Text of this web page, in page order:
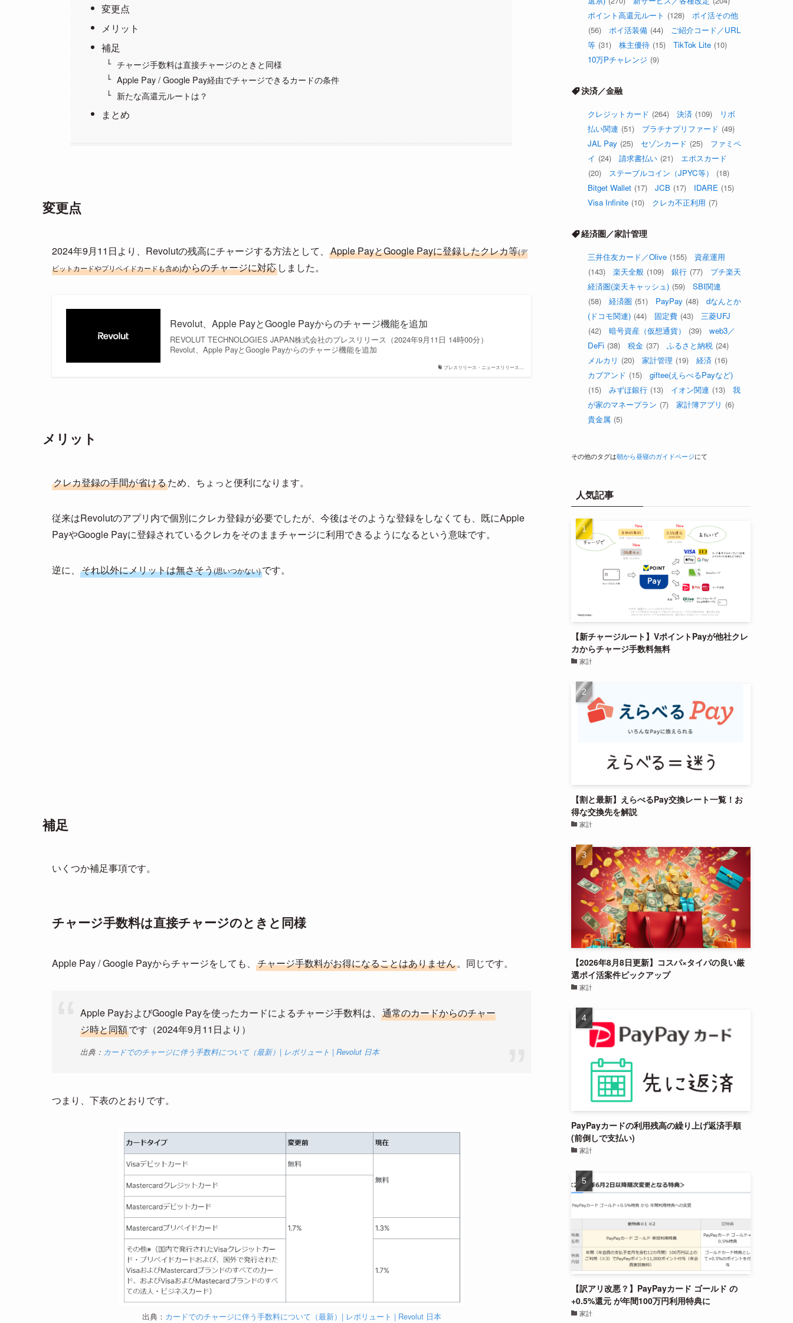
変更点
メリット
補足
チャージ手数料は直接チャージのときと同様
Apple Pay / Google Pay経由でチャージできるカードの条件
新たな高還元ルートは？
まとめ
変更点
2024年9月11日より、Revolutの残高にチャージする方法として、 Apple PayとGoogle Payに登録したクレカ等(デ
ビットカードやプリペイドカードも含め)からのチャージに対応 しました。
プレスリリース・ニュースリリース…
Revolut、Apple PayとGoogle Payからのチャージ機能を追加
REVOLUT TECHNOLOGIES JAPAN株式会社のプレスリリース（2024年9月11日 14時00分）
Revolut、Apple PayとGoogle Payからのチャージ機能を追加
メリット
クレカ登録の手間が省けるため、ちょっと便利になります。
従来はRevolutのアプリ内で個別にクレカ登録が必要でしたが、今後はそのような登録をしなくても、既にApple
PayやGoogle Payに登録されているクレカをそのままチャージに利用できるようになるという意味です。
逆に、 それ以外にメリットは無さそう(思いつかない)です。
補足
いくつか補足事項です。
チャージ手数料は直接チャージのときと同様
Apple Pay / Google Payからチャージをしても、 チャージ手数料がお得になることはありません。同じです。
Apple PayおよびGoogle Payを使ったカードによるチャージ手数料は、 通常のカードからのチャー
ジ時と同額です（2024年9月11日より）
出典： カードでのチャージに伴う手数料について（最新）| レボリュート | Revolut 日本
つまり、下表のとおりです。
出典： カードでのチャージに伴う手数料について（最新）| レボリュート | Revolut 日本
ポイント高還元ルート (128)
ポイ活その他
(56)
ポイ活装備 (44)
ご紹介コード／URL
等 (31) 株主優待 (15) TikTok Lite (10)
10万Pチャレンジ (9)
決済／金融
クレジットカード (264) 決済 (109)
リボ
払い関連 (51) プラチナプリファード (49)
JAL Pay (25) セゾンカード (25)
ファミペ
イ (24) 請求書払い (21)
エポスカード
(20)
ステーブルコイン（JPYC等）
(18)
Bitget Wallet (17) JCB (17) IDARE (15)
Visa Infinite (10) クレカ不正利用 (7)
経済圏／家計管理
三井住友カード／Olive (155)
資産運用
(143)
楽天全般 (109) 銀行 (77)
プチ楽天
経済圏(楽天キャッシュ) (59)
SBI関連
(58)
経済圏 (51) PayPay (48)
dなんとか
(ドコモ関連) (44) 固定費 (43)
三菱UFJ
(42)
暗号資産（仮想通貨） (39)
web3／
DeFi (38) 税金 (37) ふるさと納税 (24)
メルカリ (20) 家計管理 (19) 経済 (16)
カブアンド (15)
giftee(えらべるPayなど)
(15)
みずほ銀行 (13) イオン関連 (13)
我
が家のマネープラン (7) 家計簿アプリ (6)
貴金属 (5)
その他のタグは朝から昼寝のガイドページにて
人気記事
【新チャージルート】VポイントPayが他社クレ
カからチャージ手数料無料
家計
【割と最新】えらべるPay交換レート一覧！お
得な交換先を解説
家計
【2026年8月8日更新】コスパ×タイパの良い厳
選ポイ活案件ピックアップ
家計
PayPayカードの利用残高の繰り上げ返済手順
(前倒しで支払い)
家計
【訳アリ改悪？】PayPayカード ゴールド の
+0.5%還元 が年間100万円利用特典に
家計